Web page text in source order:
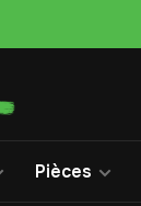
Pièces